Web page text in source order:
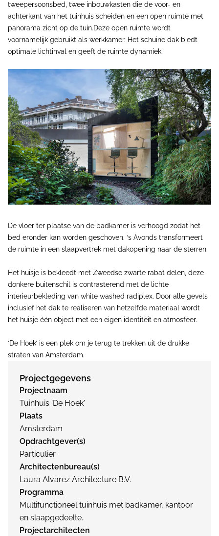
tweepersoonsbed, twee inbouwkasten die de voor- en
achterkant van het tuinhuis scheiden en een open ruimte met
panorama zicht op de tuin.Deze open ruimte wordt
voornamelijk gebruikt als werkkamer. Het schuine dak biedt
optimale lichtinval en geeft de ruimte dynamiek.
De vloer ter plaatse van de badkamer is verhoogd zodat het
bed eronder kan worden geschoven. ‘s Avonds transformeert
de ruimte in een slaapvertrek met dakopening naar de sterren.
Het huisje is bekleedt met Zweedse zwarte rabat delen, deze
donkere buitenschil is contrasterend met de lichte
interieurbekleding van white washed radiplex. Door alle gevels
inclusief het dak te realiseren van hetzelfde materiaal wordt
het huisje één object met een eigen identiteit en atmosfeer.
‘De Hoek’ is een plek om je terug te trekken uit de drukke
straten van Amsterdam.
Projectgegevens
Projectnaam
Tuinhuis 'De Hoek'
Plaats
Amsterdam
Opdrachtgever(s)
Particulier
Architectenbureau(s)
Laura Alvarez Architecture B.V.
Programma
Multifunctioneel tuinhuis met badkamer, kantoor
en slaapgedeelte.
Projectarchitecten